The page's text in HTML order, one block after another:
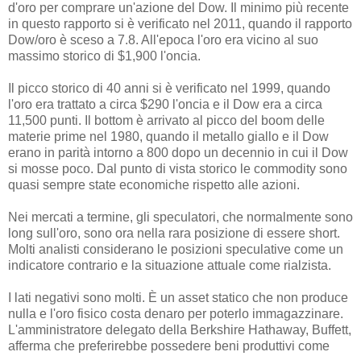
d'oro per comprare un'azione del Dow. Il minimo più recente
in questo rapporto si è verificato nel 2011, quando il rapporto
Dow/oro è sceso a 7.8. All'epoca l'oro era vicino al suo
massimo storico di $1,900 l'oncia.
Il picco storico di 40 anni si è verificato nel 1999, quando
l'oro era trattato a circa $290 l'oncia e il Dow era a circa
11,500 punti. Il bottom è arrivato al picco del boom delle
materie prime nel 1980, quando il metallo giallo e il Dow
erano in parità intorno a 800 dopo un decennio in cui il Dow
si mosse poco. Dal punto di vista storico le commodity sono
quasi sempre state economiche rispetto alle azioni.
Nei mercati a termine, gli speculatori, che normalmente sono
long sull'oro, sono ora nella rara posizione di essere short.
Molti analisti considerano le posizioni speculative come un
indicatore contrario e la situazione attuale come rialzista.
I lati negativi sono molti. È un asset statico che non produce
nulla e l'oro fisico costa denaro per poterlo immagazzinare.
L'amministratore delegato della Berkshire Hathaway, Buffett,
afferma che preferirebbe possedere beni produttivi come